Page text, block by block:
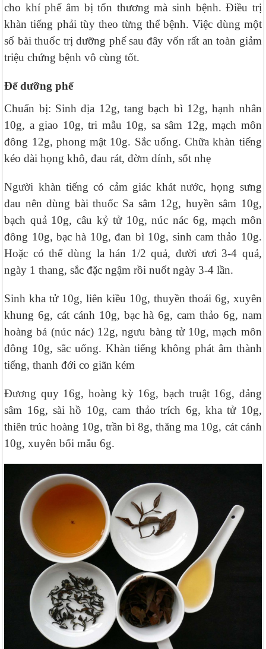
cho khí phế âm bị tổn thương mà sinh bệnh. Điều trị
khàn tiếng phải tùy theo từng thể bệnh. Việc dùng một
số bài thuốc trị dưỡng phế sau đây vốn rất an toàn giảm
triệu chứng bệnh vô cùng tốt.
Để dưỡng phế
Chuẩn bị: Sinh địa 12g, tang bạch bì 12g, hạnh nhân
10g, a giao 10g, tri mẫu 10g, sa sâm 12g, mạch môn
đông 12g, phong mật 10g. Sắc uống. Chữa khàn tiếng
kéo dài họng khô, đau rát, đờm dính, sốt nhẹ
Người khàn tiếng có cảm giác khát nước, họng sưng
đau nên dùng bài thuốc Sa sâm 12g, huyền sâm 10g,
bạch quả 10g, câu kỷ tử 10g, núc nác 6g, mạch môn
đông 10g, bạc hà 10g, đan bì 10g, sinh cam thảo 10g.
Hoặc có thể dùng la hán 1/2 quả, đười ươi 3-4 quả,
ngày 1 thang, sắc đặc ngậm rồi nuốt ngày 3-4 lần.
Sinh kha tử 10g, liên kiều 10g, thuyền thoái 6g, xuyên
khung 6g, cát cánh 10g, bạc hà 6g, cam thảo 6g, nam
hoàng bá (núc nác) 12g, ngưu bàng tử 10g, mạch môn
đông 10g, sắc uống. Khàn tiếng không phát âm thành
tiếng, thanh đới co giãn kém
Đương quy 16g, hoàng kỳ 16g, bạch truật 16g, đảng
sâm 16g, sài hồ 10g, cam thảo trích 6g, kha tử 10g,
thiên trúc hoàng 10g, trần bì 8g, thăng ma 10g, cát cánh
10g, xuyên bối mẫu 6g.